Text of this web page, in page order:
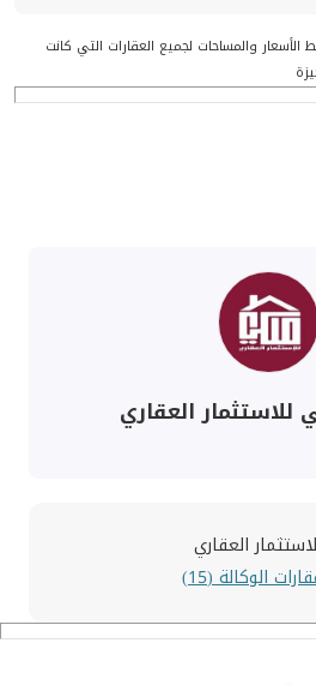
والمساحات لجميع العقارات التي كانت
العقاري
العقاري
الوكالة (15)